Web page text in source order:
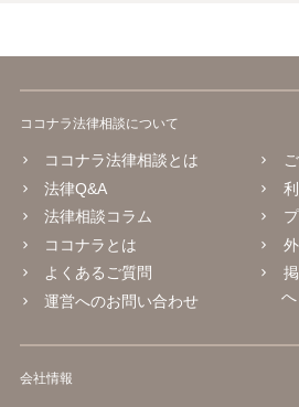
ココナラ法律相談について
ココナラ法律相談とは
法律Q&A
法律相談コラム
ココナラとは
よくあるご質問
運営へのお問い合わせ
へ
会社情報